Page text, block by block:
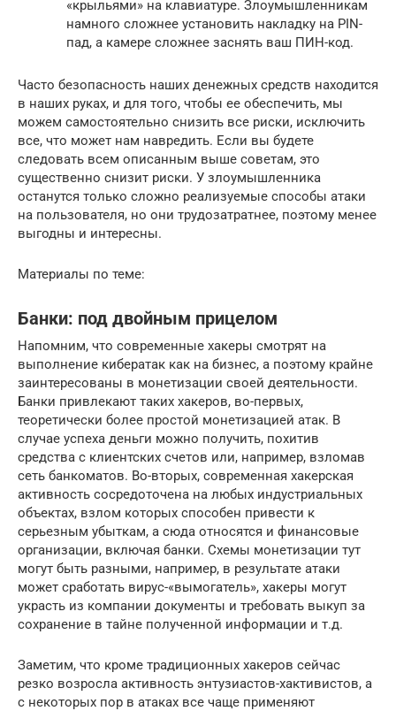
«крыльями» на клавиатуре. Злоумышленникам
намного сложнее установить накладку на PIN-
пад, а камере сложнее заснять ваш ПИН-код.
Часто безопасность наших денежных средств находится
в наших руках, и для того, чтобы ее обеспечить, мы
можем самостоятельно снизить все риски, исключить
все, что может нам навредить. Если вы будете
следовать всем описанным выше советам, это
существенно снизит риски. У злоумышленника
останутся только сложно реализуемые способы атаки
на пользователя, но они трудозатратнее, поэтому менее
выгодны и интересны.
Материалы по теме:
Банки: под двойным прицелом
Напомним, что современные хакеры смотрят на
выполнение кибератак как на бизнес, а поэтому крайне
заинтересованы в монетизации своей деятельности.
Банки привлекают таких хакеров, во-первых,
теоретически более простой монетизацией атак. В
случае успеха деньги можно получить, похитив
средства с клиентских счетов или, например, взломав
сеть банкоматов. Во-вторых, современная хакерская
активность сосредоточена на любых индустриальных
объектах, взлом которых способен привести к
серьезным убыткам, а сюда относятся и финансовые
организации, включая банки. Схемы монетизации тут
могут быть разными, например, в результате атаки
может сработать вирус-«вымогатель», хакеры могут
украсть из компании документы и требовать выкуп за
сохранение в тайне полученной информации и т.д.
Заметим, что кроме традиционных хакеров сейчас
резко возросла активность энтузиастов-хактивистов, а
с некоторых пор в атаках все чаще применяют